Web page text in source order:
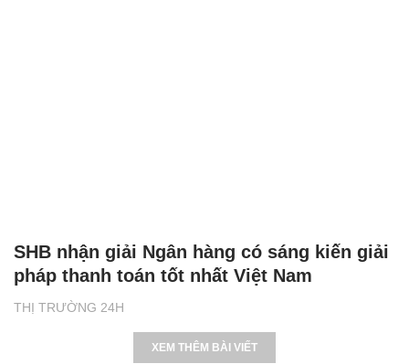
THỊ TRƯỜNG 24H
SHB nhận giải Ngân hàng có sáng kiến giải
pháp thanh toán tốt nhất Việt Nam
XEM THÊM BÀI VIẾT